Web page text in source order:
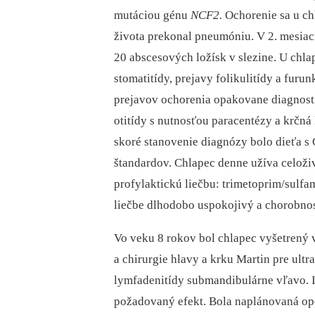
mutáciou génu NCF2. Ochorenie sa u
života prekonal pneumóniu. V 2.
20 abscesových ložísk v slezine. U
stomatitídy, prejavy folikulitídy a
prejavov ochorenia opakovane
otitídy s nutnosťou paracentézy a
skoré stanovenie diagnózy bolo dieťa
štandardov. Chlapec denne užíva
profylaktickú liečbu: trimetoprim/
liečbe dlhodobo uspokojivý a
Vo veku 8 rokov bol chlapec
a chirurgie hlavy a krku Martin pre
lymfadenitídy submandibulárne vľavo.
požadovaný efekt. Bola naplánovaná